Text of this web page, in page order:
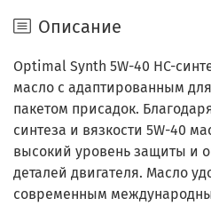
Описание
Optimal Synth 5W-40 HC-
масло с адаптированным
пакетом присадок.
синтеза и вязкости 5W-40
высокий уровень защиты и
деталей двигателя. Масло
современным